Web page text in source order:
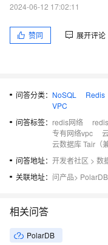
2024-06-12 17:02:11
赞同 展开评论
问答分类： NoSQL Redis
VPC
问答标签： redis网络
专有网络vpc
云数据库 Tair（
问答地址： 开发者社区 > 数
关联地址： 问产品> PolarDB
相关问答
PolarDB